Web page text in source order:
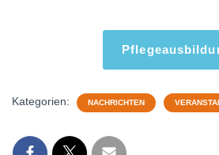
Kategorien: NACHRICHTEN